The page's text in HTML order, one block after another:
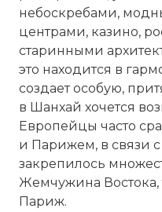
небоскребами,
центрами, казино,
старинными
это находится в
создает особую,
в Шанхай хочется
Европейцы часто
и Парижем, в связи
закрепилось
Жемчужина Востока,
Париж.